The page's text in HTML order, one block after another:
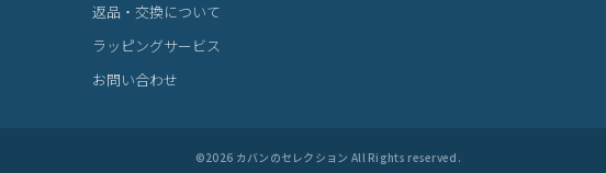
返品・交換について
ラッピングサービス
お問い合わせ
©2026 カバンのセレクション All Rights reserved.